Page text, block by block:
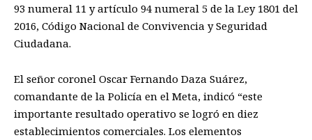
93 numeral 11 y artículo 94 numeral 5 de la Ley 1801 del
2016, Código Nacional de Convivencia y Seguridad
Ciudadana.
El señor coronel Oscar Fernando Daza Suárez,
comandante de la Policía en el Meta, indicó “este
importante resultado operativo se logró en diez
establecimientos comerciales. Los elementos